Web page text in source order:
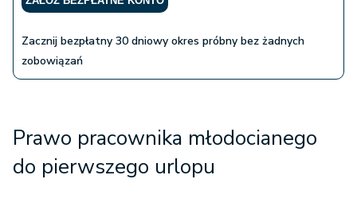
Zacznij bezpłatny 30 dniowy okres próbny bez żadnych
zobowiązań
Prawo pracownika młodocianego
do pierwszego urlopu